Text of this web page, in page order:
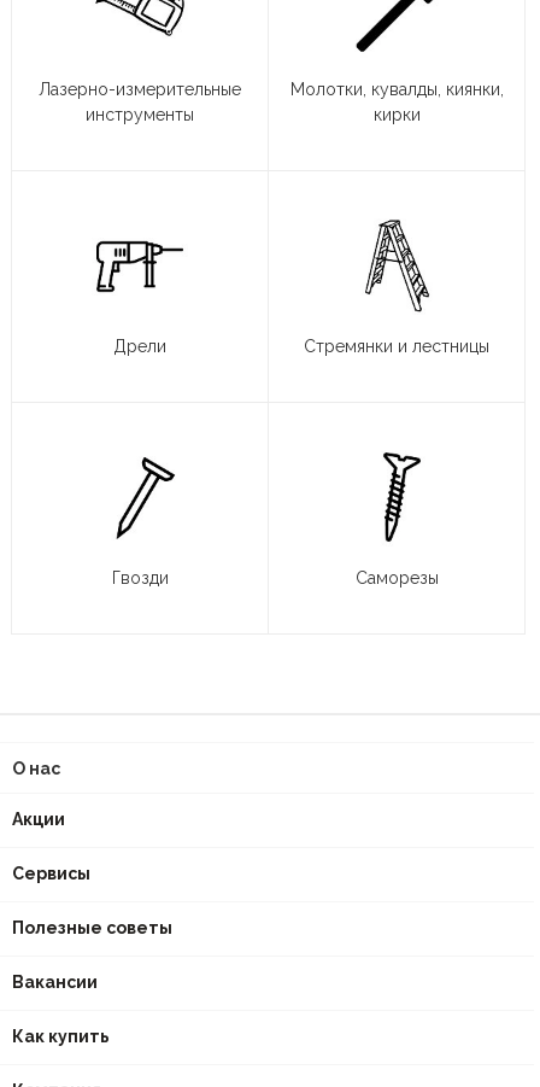
Лазерно-измерительные
инструменты
Молотки, кувалды, киянки,
кирки
Дрели Стремянки и лестницы
Гвозди Саморезы
О нас
Акции
Сервисы
Полезные советы
Вакансии
Как купить